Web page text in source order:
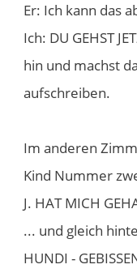
Er: Ich kann das
Ich: DU GEHST
hin und machst
aufschreiben.
Im anderen
Kind Nummer
J. HAT MICH
... und gleich
HUNDI -